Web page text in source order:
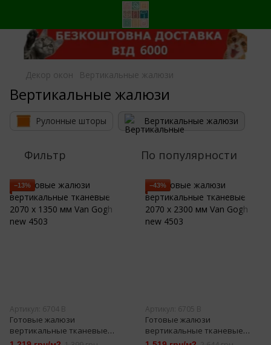
Декор окон Вертикальные жалюзи
Вертикальные жалюзи
Рулонные шторы Вертикальные жалюзи
Фильтр По популярности
−13%
Артикул: 6704 В
Готовые жалюзи
вертикальные тканевые
2070 х 1350 мм Van Gogh new
−43%
Артикул: 6705 В
Готовые жалюзи
вертикальные тканевые
2070 х 2300 мм Van Gogh new